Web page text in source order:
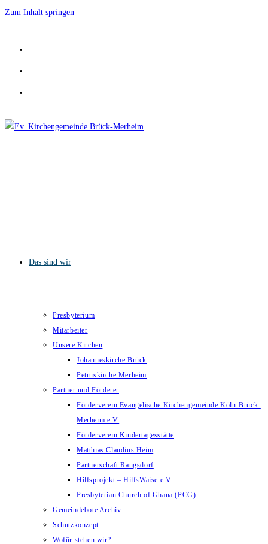
Zum Inhalt springen
Das sind wir
Presbyterium
Mitarbeiter
Unsere Kirchen
Johanneskirche Brück
Petruskirche Merheim
Partner und Förderer
Förderverein Evangelische Kirchengemeinde Köln-Brück-
Merheim e.V.
Förderverein Kindertagesstätte
Matthias Claudius Heim
Partnerschaft Rangsdorf
Hilfsprojekt – HilfsWaise e.V.
Presbyterian Church of Ghana (PCG)
Gemeindebote Archiv
Schutzkonzept
Wofür stehen wir?